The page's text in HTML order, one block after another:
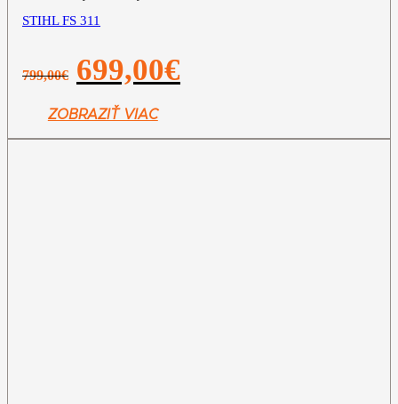
STIHL FS 311
799,00€
Pôvodná
cena
799,00€.
699,00€
ZOBRAZIŤ VIAC